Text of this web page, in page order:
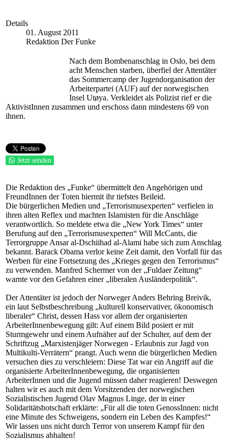
Details
01. August 2011
Redaktion Der Funke
Nach dem Bombenanschlag in Oslo, bei dem
acht Menschen starben, überfiel der Attentäter
das Sommercamp der Jugendorganisation der
Arbeiterpartei (AUF) auf der norwegischen
Insel Utøya. Verkleidet als Polizist rief er die
AktivistInnen zusammen und erschoss dann mindestens 69 von
ihnen.
Jetzt senden
Die Redaktion des „Funke“ übermittelt den Angehörigen und
FreundInnen der Toten hiermit ihr tiefstes Beileid.
Die bürgerlichen Medien und „Terrorismusexperten“ verfielen in
ihren alten Reflex und machten Islamisten für die Anschläge
verantwortlich. So meldete etwa die „New York Times“ unter
Berufung auf den „Terrorismusexperten“ Will McCants, die
Terrorgruppe Ansar al-Dschiihad al-Alami habe sich zum Anschlag
bekannt. Barack Obama verlor keine Zeit damit, den Vorfall für das
Werben für eine Fortsetzung des „Krieges gegen den Terrorismus“
zu verwenden. Manfred Schermer von der „Fuldaer Zeitung“
warnte vor den Gefahren einer „liberalen Ausländerpolitik“.
Der Attentäter ist jedoch der Norweger Anders Behring Breivik,
ein laut Selbstbeschreibung „kulturell konservativer, ökonomisch
liberaler“ Christ, dessen Hass vor allem der organisierten
ArbeiterInnenbewegung gilt: Auf einem Bild posiert er mit
Sturmgewehr und einem Aufnäher auf der Schulter, auf dem der
Schriftzug „Marxistenjäger Norwegen - Erlaubnis zur Jagd von
Multikulti-Verrätern“ prangt. Auch wenn die bürgerlichen Medien
versuchen dies zu verschleiern: Diese Tat war ein Angriff auf die
organisierte ArbeiterInnenbewegung, die organisierten
ArbeiterInnen und die Jugend müssen daher reagieren! Deswegen
halten wir es auch mit dem Vorsitzenden der norwegischen
Sozialistischen Jugend Olav Magnus Linge, der in einer
Solidaritätsbotschaft erklärte: „Für all die toten GenossInnen: nicht
eine Minute des Schweigens, sondern ein Leben des Kampfes!“
Wir lassen uns nicht durch Terror von unserem Kampf für den
Sozialismus abhalten!